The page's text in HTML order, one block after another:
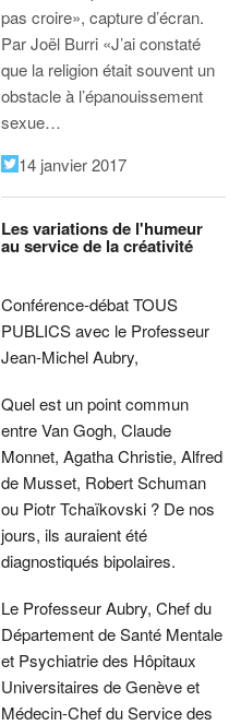
pas croire», capture d’écran.
Par Joël Burri «J’ai constaté
que la religion était souvent un
obstacle à l’épanouissement
sexue…
14 janvier 2017
Les variations de l'humeur
au service de la créativité
Conférence-débat TOUS
PUBLICS avec le Professeur
Jean-Michel Aubry,
Quel est un point commun
entre Van Gogh, Claude
Monnet, Agatha Christie, Alfred
de Musset, Robert Schuman
ou Piotr Tchaïkovski ? De nos
jours, ils auraient été
diagnostiqués bipolaires.
Le Professeur Aubry, Chef du
Département de Santé Mentale
et Psychiatrie des Hôpitaux
Universitaires de Genève et
Médecin-Chef du Service des